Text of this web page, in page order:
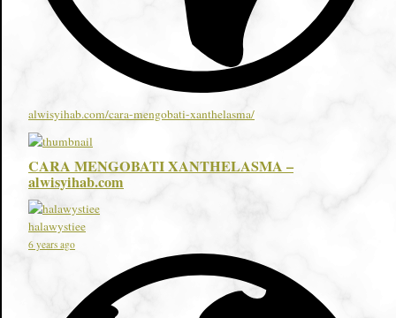
alwisyihab.com/cara-mengobati-xanthelasma/
CARA MENGOBATI XANTHELASMA –
alwisyihab.com
halawystiee
6 years ago